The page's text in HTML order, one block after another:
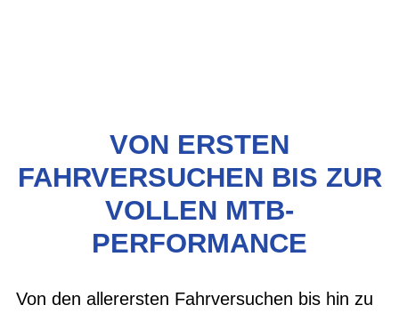
VON ERSTEN
FAHRVERSUCHEN BIS ZUR
VOLLEN MTB-
PERFORMANCE
Von den allerersten Fahrversuchen bis hin zu